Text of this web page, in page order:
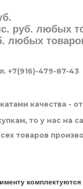
руб. любых
любых
+7(916)-479-87-43
качества -
то у нас
товаров